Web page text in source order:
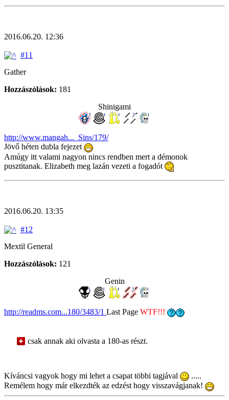
2016.06.20. 12:36
#11
Gather
Hozzászólások: 181
Shinigami
http://www.mangah..._Sins/179/
Jövő héten dubla fejezet
Amúgy itt valami nagyon nincs rendben mert a démonok
pusztitanak. Elizabeth meg lazán vezeti a fogadót
2016.06.20. 13:35
#12
Mextil General
Hozzászólások: 121
Genin
http://readms.com...180/3483/1 Last Page WTF!!!
csak annak aki olvasta a 180-as részt.
Kíváncsi vagyok hogy mi lehet a csapat többi tagjával
.....
Remélem hogy már elkezdték az edzést hogy visszavágjanak!